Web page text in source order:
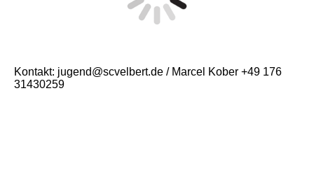
Kontakt: jugend@scvelbert.de / Marcel Kober +49 176
31430259